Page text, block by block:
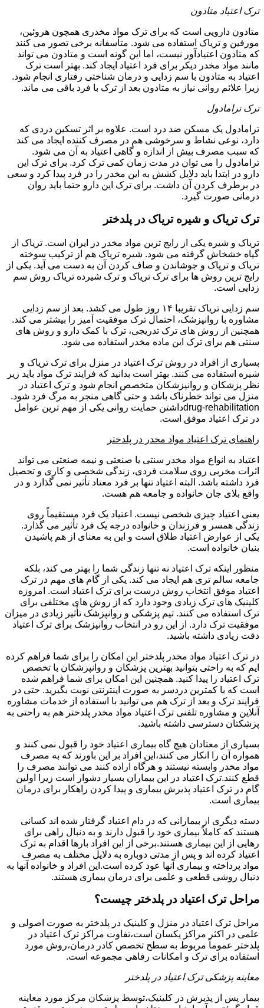
ترک اعتیاد متادون
متادون دارویی است که برای ترک مواد مخدری همچون هروئین،
مورفین و تریاک استفاده می شود. متأسفانه برخی تصور می کنند
که متادون اعتیادآور نیست، اما این گونه است و متادون می تواند
مانند مواد مخدر دیکر برای فرد اعتیاد ایجاد کند. بهتر است ترک
اعتیاد به متادون با سم زدایی و درمان شناختی رفتاری انجام شود.
زیرا علائم روانی نیاز به متادون بعد از ترک با فرد باقی می ماند.
ترک ترامادول
ترامادول یک مسکن ضد درد است. علاوه بر اثر تسکین دردی که
دارد، نوعی نشاط و سرخوشی هم در مصرف کننده ایجاد می کند
که سبب مصرف بیش از اندازه و گاهی اعتیاد به آن می شود.
ترامادول را می توان در مدت زمان کمی ترک کرد. برای ترک این
دارو در ابتدا باید دلایل کشش به این مخدر را در فرد پیدا کرد و سعی
در برطرف کردن آن داشت. برای ترک این دارو حتما باید روان
درمانی صورت گیرد.
ترک تریاک و شیره تریاک در پلدختر
تریاک و شیره یکی از رایج ترین مواد مخدر در ایران است. تریاک از
گیاه خشخاش گرفته می شود. شیره تریاک هم از ترکیب سوخته
تریاک و تریاک و جوشاندن و صاف کردن آن به دست می آید. یکی از
رایج ترین روش ها برای ترک تریاک و ترک شیرده تریاک روش سم
زدایی است.
سم زدایی تریاک تقریبا ۱۴ روز طول می کشد. بعد از سم زدایی
مشاوره با روانپزشک، احتمال ترک موفقیت آمیز را بیشتر می کند.
همچنین از روش های ترک تدریجی، ترک با کمک دارو و روش های
سنتی هم برای ترک این ماده مخدر استفاده می شود.
بسیاری از افراد در روش ترک اعتیاد در منزل برای ترک تریاک و
شیره استفاده می کنند. بهتر است بدانید که فرایند ترک مواد باید زیر
نظر پزشکان و روانپزشکان متخصص انجام شود و ترک اعتیاد در
منزل می تواند خطرناک باشد و حتی گاهی منجر به مرگ فرد شود.
drug-rehabilitationداشتن حمایت روانی یکی از مهم ترین عوامل
در ترک اعتیاد موفق است.
راهنمای ترک اعتیاد مواد مخدر در پلدختر
اعتیاد به انواع مواد مخدر سنتی یا صنعتی و نیمه صنعتی می تواند
اثرات مخربی روی سلامت فردی، زندگی شخصی و کاری و تحصیل
فرد داشته باشد. البته اعتیاد تنها بر فرد معتاد تأثیر نمی گذارد و در
واقع بلای جان خانواده و جامعه هم هست.
یعنی اعتیاد چیزی شخصی نیست. اعتیاد یک فرد مستقیماً روی
زندگی همسر و فرزندان و خانواده درجه یک فرد تأثیر می گذارد.
یکی از عوارض اعتیاد طلاق است و این به معنای از هم پاشیدن
بنیان خانواده است.
منظور اینکه ترک اعتیاد نه تنها زندگی شما را بهتر می کند، بلکه
جامعه سالم تری هم ایجاد می کند. یکی از گام های مهم در ترک
اعتیاد موفق انتخاب روش درست برای ترک اعتیاد است. امروزه
کلینیک های ترک زیادی وجود دارد که از روش های مختلفی برای
ترک استفاده می کنند. تیم پزشکی و روانپزشک تأثیر زیادی در میزان
موفقیت ترک دارد. از این رو در انتخاب روانپزشک برای ترک اعتیاد
دقت زیادی داشته باشید.
در ترک اعتیاد مواد مخدر پلدختر این امکان را برای شما فراهم کرده
ایم که به راحتی بتوانید بهترین پزشکان و روانپزشکان با تخصص
ترک اعتیاد را پیدا کنید. همچنین این امکان برای شما فراهم شده
است که با کمترین دردسر به صورت اینترنتی نوبت بگیرید. حتی در
فرایند ترک و بعد از ترک هم می توانید با استفاده از خدمات مشاوره
آنلاین و مشاوره تلفنی ترک اعتیاد مواد مخدر پلدختر هم به راحتی به
پزشکتان دسترسی داشته باشید.
بسیاری از معتادان هیچ گاه بیماری اعتیاد خود را قبول نمی کنند و
همواره آن را انکار می کنند،این افراد بر این باورند که به مصرف
مواد مخدر وابسته نیستند و هرگاه اراده کنند می توانند مصرف را
قطع کنند.ترک اعتیاد در این بیماران بسیار دشوار است زیرا اولین
گام در ترک اعتیاد پذیرش بیماری و پیدا کردن راهکار برای درمان
بیماری است.
دسته دیگری از بیمارانی که در دام اعتیاد گرفتار شده اند کسانی
هستند که کاملاً بیماری خود را قبول دارند و به دنبال راهی برای
رهایی از این بیماری هستند.برخی از این افراد بارها اقدام به ترک
اعتیاد کرده اند و پس از مدتی دوباره به دلایل مختلف به مصرف
مواد پرداخته و بیماری آنها عود کرده است.این افراد و خانواده آنها به
دنبال روشی قطعی و علمی برای درمان بیماری هستند.
مراحل ترک اعتیاد در پلدختر چیست؟
مراحل ترک اعتیاد در منزل و کلینیک در پلدختر به صورت اصولی و
علمی در اکثر مراکز یکسان است،تفاوت مراکز ترک اعتیاد در
پلدختر عموماً مربوط به سطح تخصص کادر درمان،روش مورد
استفاده برای ترک و امکانات رفاهی مجموعه است.
معاینه پزشکی ترک اعتیاد در پلدختر
بیمار پس از پذیرش در کلینیک،توسط پزشکان مرکز مورد معاینه